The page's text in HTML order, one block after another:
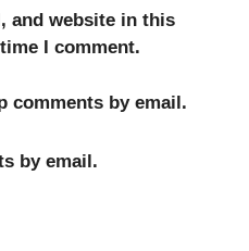
and website in this
I comment.
by email.
by email.